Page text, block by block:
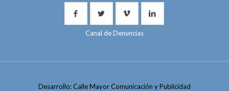
Canal de Denuncias
Desarrollo: Calle Mayor Comunicación y Publicidad